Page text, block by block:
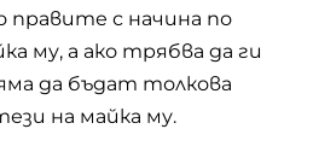
правите с начина по
му, а ако трябва да ги
да бъдат толкова
на майка му.